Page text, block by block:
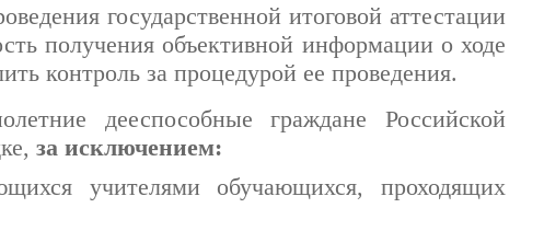
государственной итоговой аттестации
получения объективной информации о ходе
контроль за процедурой ее проведения.
дееспособные граждане Российской
за исключением:
учителями обучающихся, проходящих